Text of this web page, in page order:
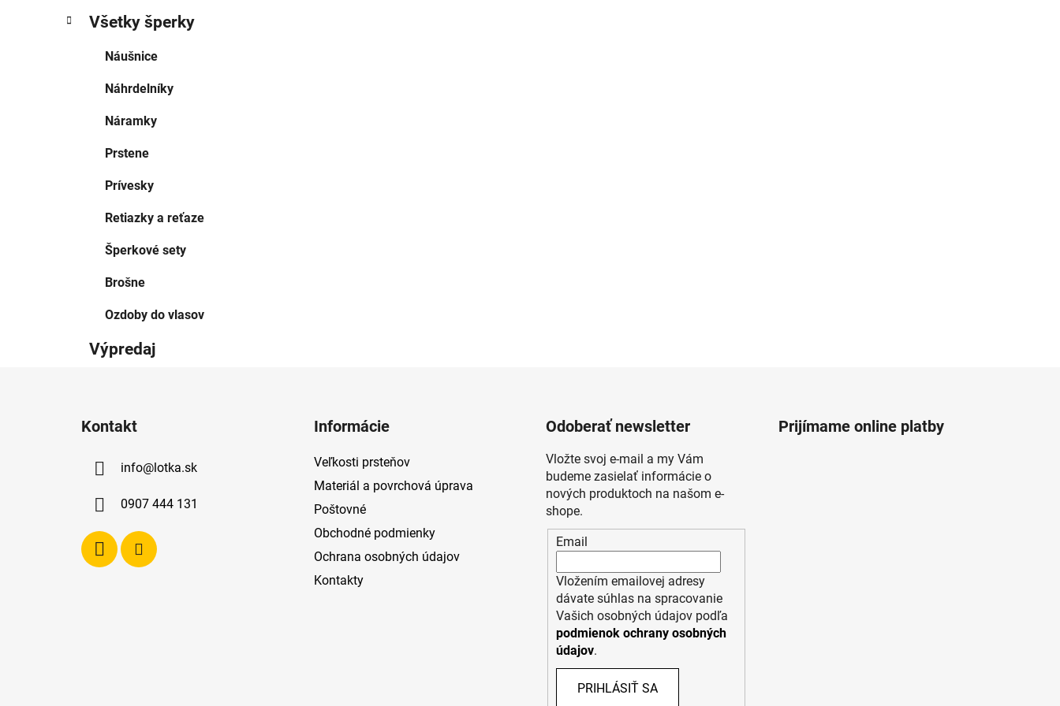
Všetky šperky
Náušnice
Náhrdelníky
Náramky
Prstene
Prívesky
Retiazky a reťaze
Šperkové sety
Brošne
Ozdoby do vlasov
Výpredaj
Kontakt
info@lotka.sk
0907 444 131
Informácie
Veľkosti prsteňov
Materiál a povrchová úprava
Poštovné
Obchodné podmienky
Ochrana osobných údajov
Kontakty
Odoberať newsletter
Vložte svoj e-mail a my Vám
budeme zasielať informácie o
nových produktoch na našom e-
shope.
Email
Vložením emailovej adresy
dávate súhlas na spracovanie
Vašich osobných údajov podľa
podmienok ochrany osobných
údajov.
PRIHLÁSIŤ SA
Prijímame online platby